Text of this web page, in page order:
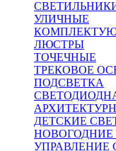
УЛИЧНЫЕ
ЛЮСТРЫ
ТОЧЕЧНЫЕ
ТРЕКОВОЕ
ПОДСВЕТКА
ДЕТСКИЕ
НОВОГОДНИЕ
УПРАВЛЕНИЕ